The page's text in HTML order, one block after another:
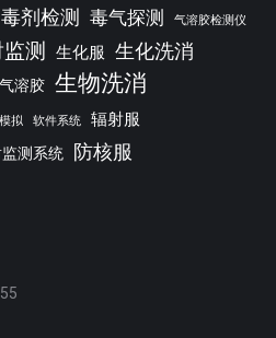
毒剂检测 毒气探测 气溶胶检测仪
测 生化服 生化洗消
溶胶 生物洗消
拟 软件系统 辐射服
测系统 防核服